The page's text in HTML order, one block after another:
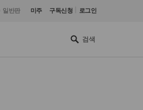
일반판 미주 구독신청 로그인